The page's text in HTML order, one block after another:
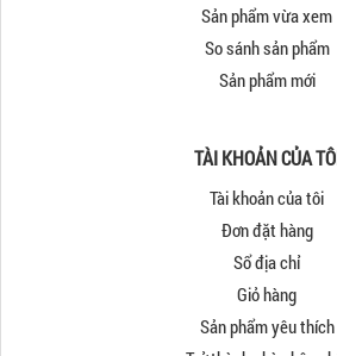
Sản phẩm vừa xem
So sánh sản phẩm
Sản phẩm mới
TÀI KHOẢN CỦA
Tài khoản của tôi
Đơn đặt hàng
Sổ địa chỉ
Giỏ hàng
Sản phẩm yêu thích